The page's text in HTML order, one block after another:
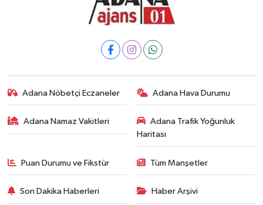
Adana Nöbetçi Eczaneler Adana Hava Durumu
Adana Namaz Vakitleri
Adana Trafik Yoğunluk
Haritası
Puan Durumu ve Fikstür Tüm Manşetler
Son Dakika Haberleri Haber Arşivi